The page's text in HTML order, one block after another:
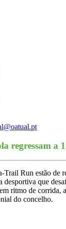
regressam a
Run estão de
que
ritmo de corrida,
do concelho.